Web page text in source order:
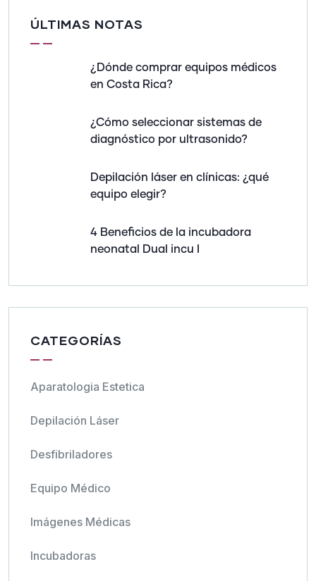
ÚLTIMAS NOTAS
¿Dónde comprar equipos médicos
en Costa Rica?
¿Cómo seleccionar sistemas de
diagnóstico por ultrasonido?
Depilación láser en clínicas: ¿qué
equipo elegir?
4 Beneficios de la incubadora
neonatal Dual incu I
CATEGORÍAS
Aparatologia Estetica
Depilación Láser
Desfibriladores
Equipo Médico
Imágenes Médicas
Incubadoras